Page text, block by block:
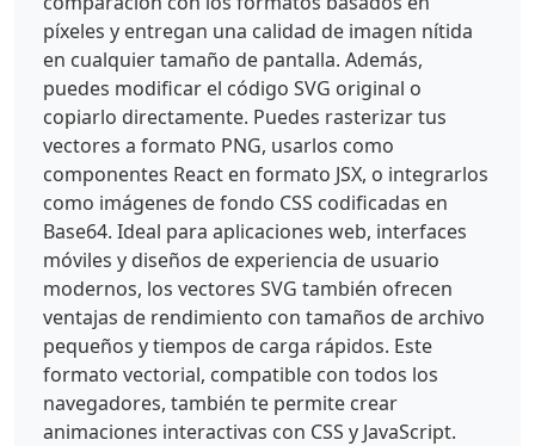
píxeles y entregan una calidad de imagen nítida
en cualquier tamaño de pantalla. Además,
puedes modificar el código SVG original o
copiarlo directamente. Puedes rasterizar tus
vectores a formato PNG, usarlos como
componentes React en formato JSX, o integrarlos
como imágenes de fondo CSS codificadas en
Base64. Ideal para aplicaciones web, interfaces
móviles y diseños de experiencia de usuario
modernos, los vectores SVG también ofrecen
ventajas de rendimiento con tamaños de archivo
pequeños y tiempos de carga rápidos. Este
formato vectorial, compatible con todos los
navegadores, también te permite crear
animaciones interactivas con CSS y JavaScript.